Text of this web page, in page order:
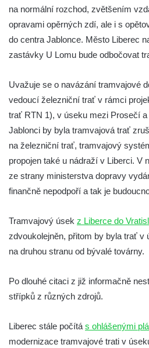
na normální rozchod, zvětšením
opravami opěrných zdí, ale i s
do centra Jablonce. Město Liberec
zastávky U Lomu bude odbočovat
Uvažuje se o navázání tramvajové
vedoucí železniční trať v rámci
trať RTN 1), v úseku mezi Prosečí
Jablonci by byla tramvajová trať
na železniční trať, tramvajový
propojen také u nádraží v Liberci. V
ze strany ministerstva dopravy
finančně nepodpoří a tak je
Tramvajový úsek z Liberce do
zdvoukolejněn, přitom by byla trať v
na druhou stranu od bývalé továrny.
Po dlouhé citaci z již informačně
střípků z různých zdrojů.
Liberec stále počítá s ohlášenými
modernizace tramvajové trati v